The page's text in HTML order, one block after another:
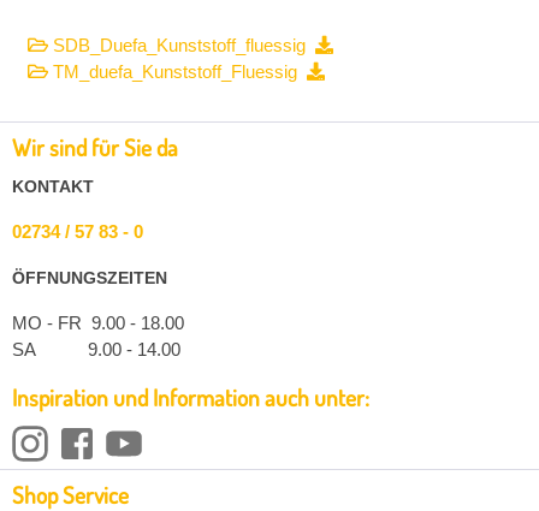
SDB_Duefa_Kunststoff_fluessig
TM_duefa_Kunststoff_Fluessig
Wir sind für Sie da
KONTAKT
02734 / 57 83 - 0
ÖFFNUNGSZEITEN
MO - FR 9.00 - 18.00
SA 9.00 - 14.00
Inspiration und Information auch unter:
Shop Service